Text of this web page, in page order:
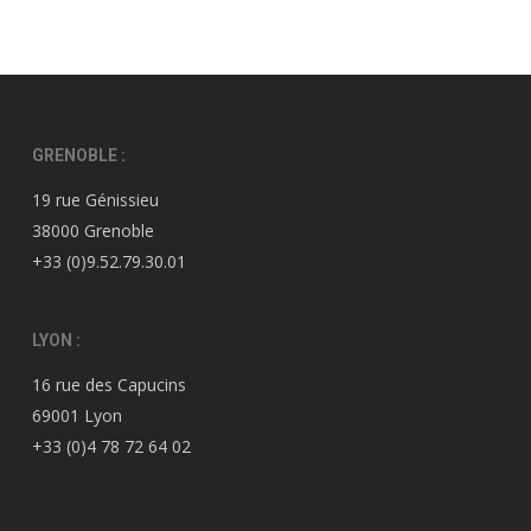
GRENOBLE :
19 rue Génissieu
38000 Grenoble
+33 (0)9.52.79.30.01
LYON :
16 rue des Capucins
69001 Lyon
+33 (0)4 78 72 64 02